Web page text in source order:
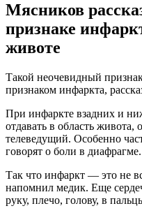
Мясников
признаке
животе
Такой неочевидный
признаком инфаркта,
При инфаркте взадних и
отдавать в область живота,
телеведущий. Особенно
говорят о боли в диафрагме.
Так что инфаркт — это не
напомнил медик. Еще
руку, плечо, голову, в